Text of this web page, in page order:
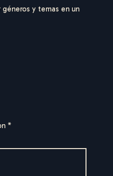
y temas en un
*